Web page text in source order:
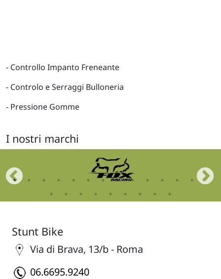
- Controllo Impanto Freneante
- Controlo e Serraggi Bulloneria
- Pressione Gomme
I nostri marchi
Stunt Bike
Via di Brava, 13/b - Roma
06.6695.9240